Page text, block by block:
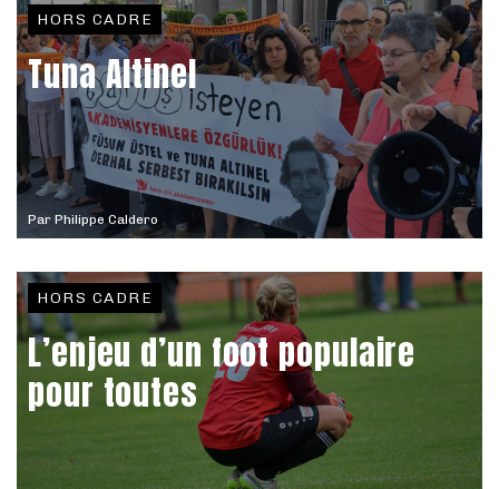
Par Philippe Caldero
HORS CADRE
Tuna Altinel
HORS CADRE
L’enjeu d’un foot populaire
pour toutes